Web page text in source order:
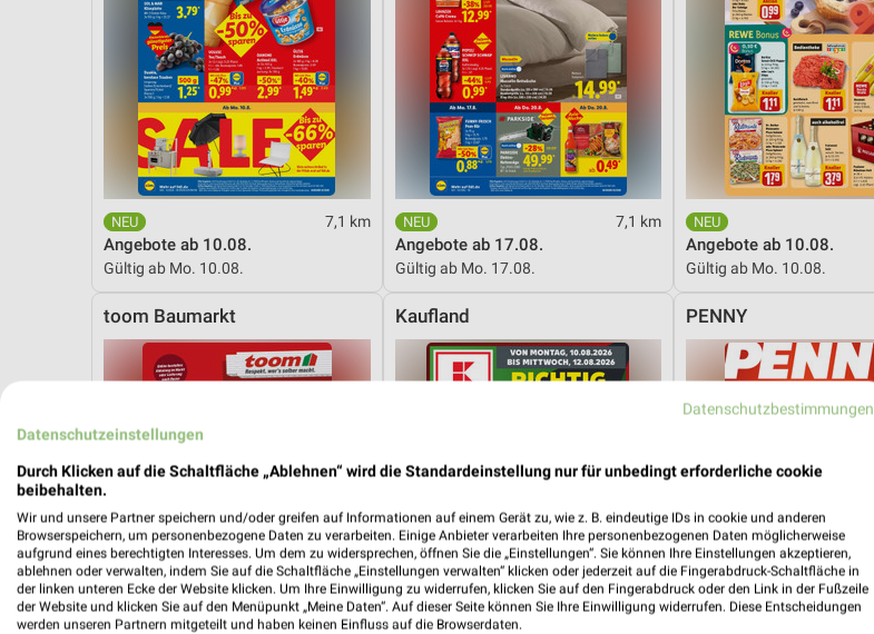
7,1 km
Angebote ab 10.08.
Gültig ab Mo. 10.08.
7,1 km
Angebote ab 17.08.
Gültig ab Mo. 17.08.
Angebote ab 10.08.
Gültig ab Mo. 10.08.
toom Baumarkt Kaufland PENNY
Datenschutzbestimmungen
Datenschutzeinstellungen
Durch Klicken auf die Schaltfläche „Ablehnen“ wird die Standardeinstellung nur für unbedingt erforderliche cookie
beibehalten.
Wir und unsere Partner speichern und/oder greifen auf Informationen auf einem Gerät zu, wie z. B. eindeutige IDs in cookie und anderen
Browserspeichern, um personenbezogene Daten zu verarbeiten. Einige Anbieter verarbeiten Ihre personenbezogenen Daten möglicherweise
aufgrund eines berechtigten Interesses. Um dem zu widersprechen, öffnen Sie die „Einstellungen“. Sie können Ihre Einstellungen akzeptieren,
ablehnen oder verwalten, indem Sie auf die Schaltfläche „Einstellungen verwalten“ klicken oder jederzeit auf die Fingerabdruck-Schaltfläche in
der linken unteren Ecke der Website klicken. Um Ihre Einwilligung zu widerrufen, klicken Sie auf den Fingerabdruck oder den Link in der Fußzeile
der Website und klicken Sie auf den Menüpunkt „Meine Daten“. Auf dieser Seite können Sie Ihre Einwilligung widerrufen. Diese Entscheidungen
werden unseren Partnern mitgeteilt und haben keinen Einfluss auf die Browserdaten.